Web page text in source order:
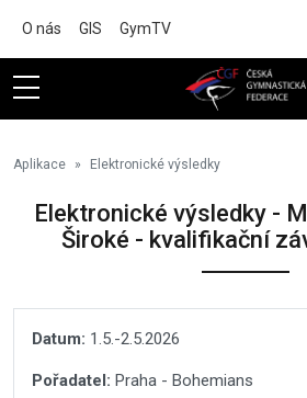
O nás GIS GymTV
Aplikace Elektronické výsledky
Elektronické výsledky -
Široké - kvalifikační
Datum: 1.5.-2.5.2026
Pořadatel: Praha - Bohemians